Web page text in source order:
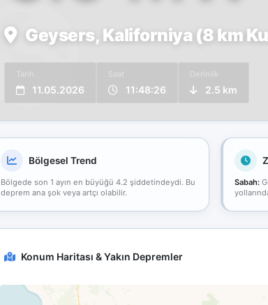
Geysers, Kaliforniya (8 km
Tarih
11.05.2026
Saat
11:48:26
Derinlik
2.5 km
Bölgesel Trend
Bölgede son 1 ayın en büyüğü 4.2 şiddetindeydi. Bu
deprem ana şok veya artçı olabilir.
Sabah:
Konum Haritası & Yakın Depremler